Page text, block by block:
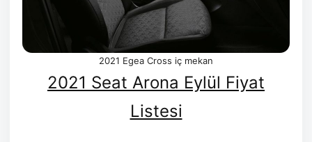
2021 Egea Cross iç mekan
2021 Seat Arona Eylül Fiyat
Listesi